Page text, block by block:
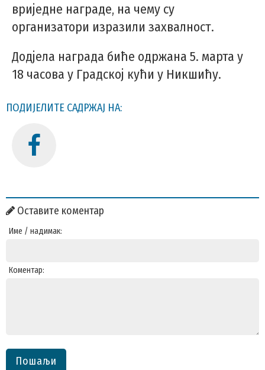
вриједне награде, на чему су
организатори изразили захвалност.
Додјела награда биће одржана 5. марта у
18 часова у Градској кући у Никшићу.
ПОДИЈЕЛИТЕ САДРЖАЈ НА:
Оставите коментар
Име / надимак:
Коментар:
Пошаљи